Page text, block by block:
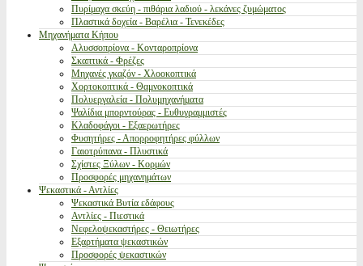
Πυρίμαχα σκεύη - πιθάρια λαδιού - λεκάνες ζυμώματος
Πλαστικά δοχεία - Βαρέλια - Τενεκέδες
Μηχανήματα Κήπου
Αλυσσοπρίονα - Κονταροπρίονα
Σκαπτικά - Φρέζες
Μηχανές γκαζόν - Χλοοκοπτικά
Χορτοκοπτικά - Θαμνοκοπτικά
Πολυεργαλεία - Πολυμηχανήματα
Ψαλίδια μπορντούρας - Ευθυγραμμιστές
Κλαδοφάγοι - Εξαερωτήρες
Φυσητήρες - Απορροφητήρες φύλλων
Γαιοτρύπανα - Πλυστικά
Σχίστες Ξύλων - Κορμών
Προσφορές μηχανημάτων
Ψεκαστικά - Αντλίες
Ψεκαστικά Βυτία εδάφους
Αντλίες - Πιεστικά
Νεφελοψεκαστήρες - Θειωτήρες
Εξαρτήματα ψεκαστικών
Προσφορές ψεκαστικών